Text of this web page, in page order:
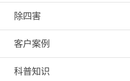
除四害
客户案例
科普知识